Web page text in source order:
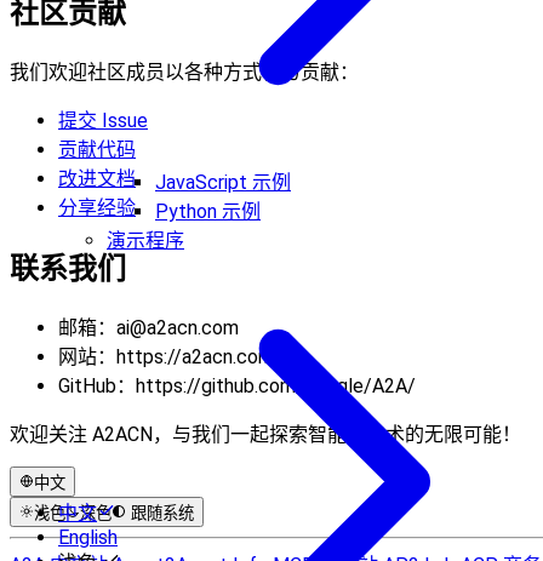
JavaScript 示例
Python 示例
演示程序
社区贡献
我们欢迎社区成员以各种方式参与贡献：
提交 Issue
贡献代码
改进文档
分享经验
联系我们
邮箱： ai@a2acn.com
网站：https://a2acn.com
GitHub：https://github.com/google/A2A/
欢迎关注 A2ACN，与我们一起探索智能体技术的无限可能！
中文
中文
English
浅色 深色 跟随系统